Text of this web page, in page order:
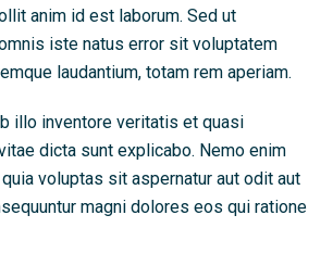
anim id est laborum. Sed ut
iste natus error sit voluptatem
laudantium, totam rem aperiam.
illo inventore veritatis et quasi
dicta sunt explicabo. Nemo enim
voluptas sit aspernatur aut odit aut
magni dolores eos qui ratione